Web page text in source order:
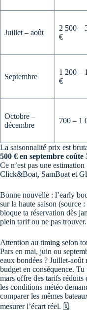
Juillet – août
2 500 –
€
Septembre
1 200 –
€
Octobre –
décembre
700 – 1
La saisonnalité prix est
500 € en septembre
Ce n’est pas une
Click&Boat, SamBoat et
Bonne nouvelle : l’early
sur la haute saison (source
bloque ta réservation dès
plein tarif ou ne pas trouver.
Attention au timing selon
Pars en mai, juin ou
eaux bondées ? Juillet-août
budget en conséquence.
mars offre des tarifs réduits
les conditions météo
comparer les mêmes
mesurer l’écart réel. 🗓️